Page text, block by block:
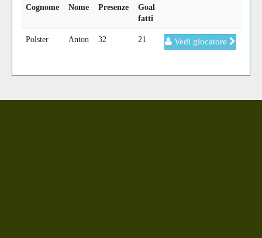
Cognome Nome Presenze
Goal
fatti
Polster Anton 32 21 Vedi giocatore